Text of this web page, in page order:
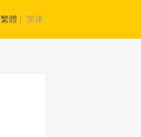
繁體 | 简体